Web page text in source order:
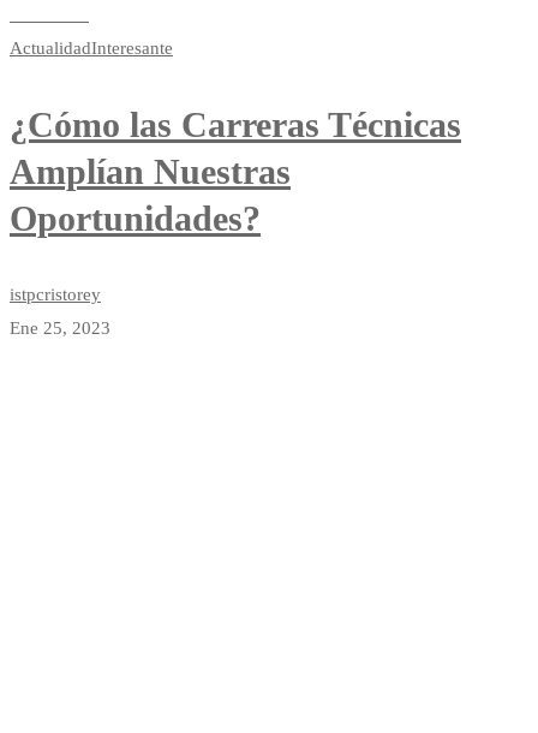
ActualidadInteresante
¿Cómo las Carreras Técnicas
Amplían Nuestras
Oportunidades?
istpcristorey
Ene 25, 2023